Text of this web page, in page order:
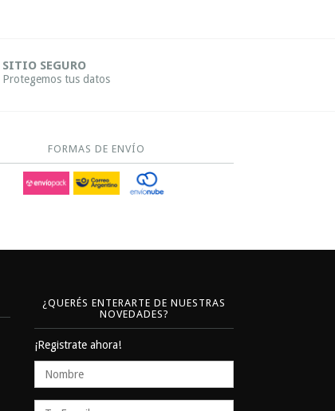
SITIO SEGURO
Protegemos tus datos
FORMAS DE ENVÍO
¿QUERÉS ENTERARTE DE NUESTRAS
NOVEDADES?
¡Registrate ahora!